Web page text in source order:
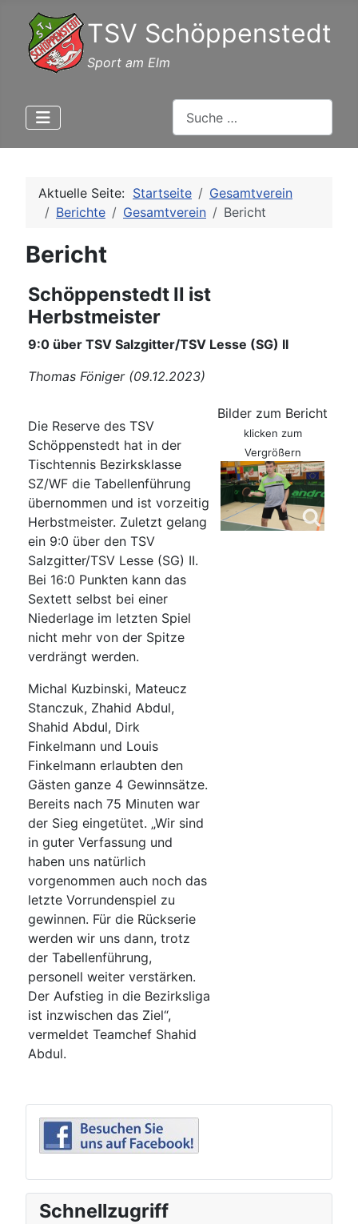
TSV Schöppenstedt
Sport am Elm
Aktuelle Seite: Startseite
Gesamtverein
Berichte
Gesamtverein Bericht
Bericht
Schöppenstedt II ist
Herbstmeister
9:0 über TSV Salzgitter/TSV Lesse (SG) II
Thomas Föniger (09.12.2023)
Die Reserve des TSV
Schöppenstedt hat in der
Tischtennis Bezirksklasse
SZ/WF die Tabellenführung
übernommen und ist vorzeitig
Herbstmeister. Zuletzt gelang
ein 9:0 über den TSV
Salzgitter/TSV Lesse (SG) II.
Bei 16:0 Punkten kann das
Sextett selbst bei einer
Niederlage im letzten Spiel
nicht mehr von der Spitze
verdrängt werden.
Michal Kuzbinski, Mateucz
Stanczuk, Zhahid Abdul,
Shahid Abdul, Dirk
Finkelmann und Louis
Finkelmann erlaubten den
Gästen ganze 4 Gewinnsätze.
Bereits nach 75 Minuten war
der Sieg eingetütet. „Wir sind
in guter Verfassung und
haben uns natürlich
vorgenommen auch noch das
letzte Vorrundenspiel zu
gewinnen. Für die Rückserie
werden wir uns dann, trotz
der Tabellenführung,
personell weiter verstärken.
Der Aufstieg in die Bezirksliga
ist inzwischen das Ziel“,
vermeldet Teamchef Shahid
Abdul.
Bilder zum Bericht
klicken zum
Vergrößern
Schnellzugriff